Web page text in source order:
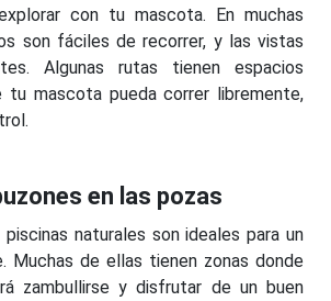
con tu mascota. En muchas
son fáciles de recorrer, y las vistas
Algunas rutas tienen espacios
tu mascota pueda correr libremente,
en las pozas
naturales son ideales para un
Muchas de ellas tienen zonas donde
zambullirse y disfrutar de un buen